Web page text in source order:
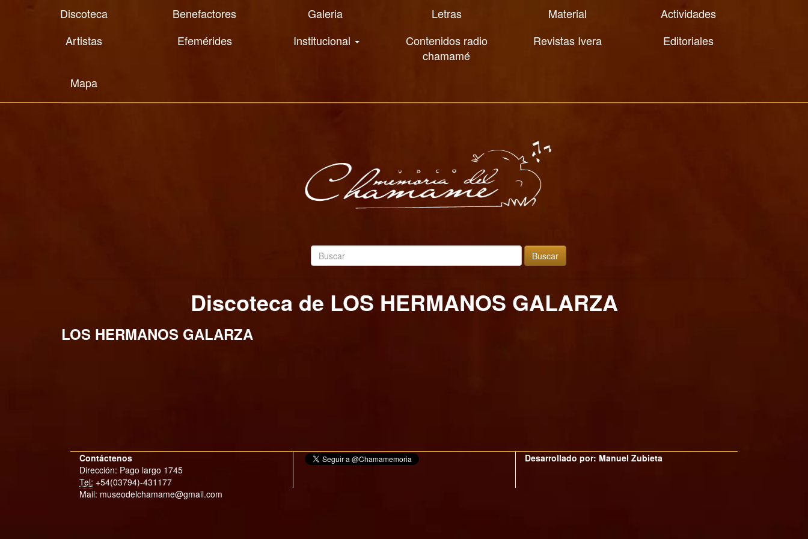
Discoteca Benefactores Galeria Letras Material
Actividades
Artistas
Efemérides Institucional
Contenidos radio
chamamé
Revistas Ivera Editoriales
Mapa
Buscar
Discoteca de LOS HERMANOS GALARZA
LOS HERMANOS GALARZA
Contáctenos
Dirección: Pago largo 1745
Tel: +54(03794)-431177
Mail: museodelchamame@gmail.com
Desarrollado por: Manuel Zubieta